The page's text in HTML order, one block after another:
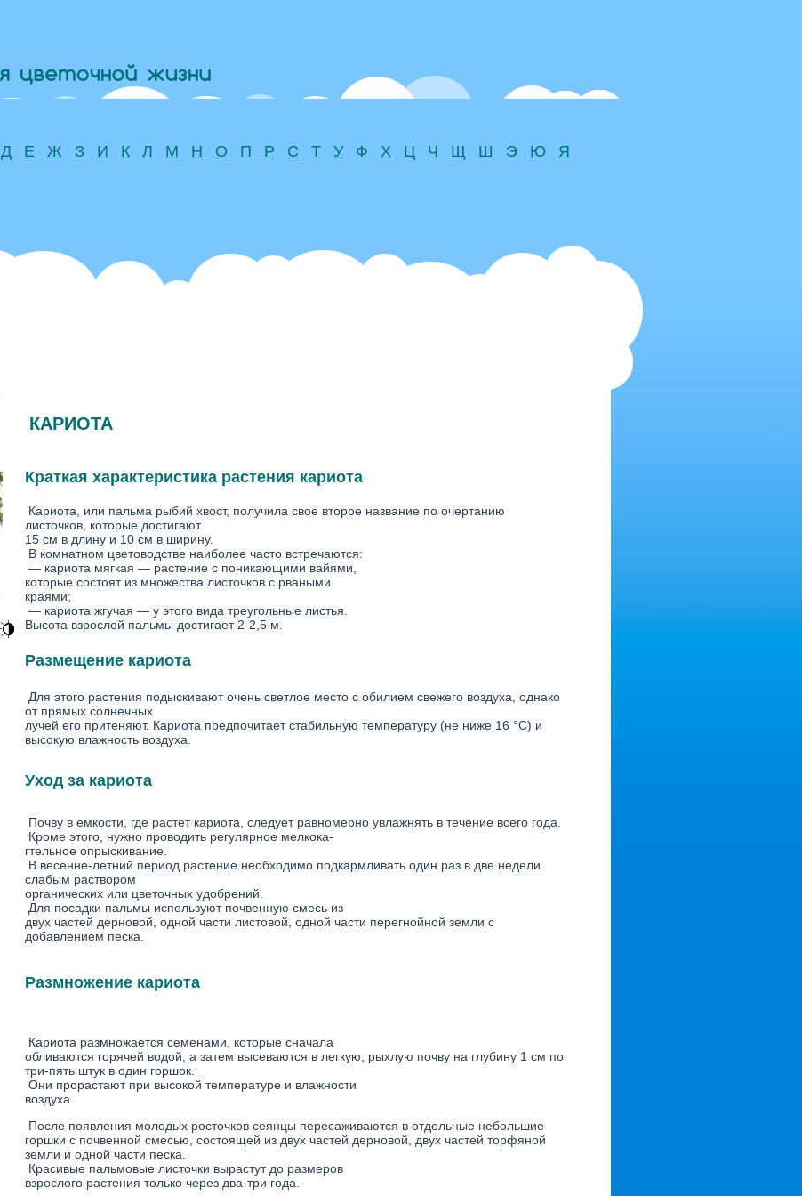
Д Е Ж З И К Л М Н О П Р С Т У Ф Х Ц Ч Щ Ш Э Ю Я
КАРИОТА
Краткая характеристика растения кариота
Кариота, или пальма рыбий хвост, получила свое второе название по очертанию
листочков, которые достигают
15 см в длину и 10 см в ширину.
В комнатном цветоводстве наиболее часто встречаются:
— кариота мягкая — растение с поникающими вайями,
которые состоят из множества листочков с рваными
краями;
— кариота жгучая — у этого вида треугольные листья.
Высота взрослой пальмы достигает 2-2,5 м.
Размещение кариота
Для этого растения подыскивают очень светлое место с обилием свежего воздуха, однако
от прямых солнечных
лучей его притеняют. Кариота предпочитает стабильную температуру (не ниже 16 °С) и
высокую влажность воздуха.
Уход за кариота
Почву в емкости, где растет кариота, следует равномерно увлажнять в течение всего года.
Кроме этого, нужно проводить регулярное мелкока-
гтельное опрыскивание.
В весенне-летний период растение необходимо подкармливать один раз в две недели
слабым раствором
органических или цветочных удобрений.
Для посадки пальмы используют почвенную смесь из
двух частей дерновой, одной части листовой, одной части перегнойной земли с
добавлением песка.
Размножение кариота
Кариота размножается семенами, которые сначала
обливаются горячей водой, а затем высеваются в легкую, рыхлую почву на глубину 1 см по
три-пять штук в один горшок.
Они прорастают при высокой температуре и влажности
воздуха.
После появления молодых росточков сеянцы пересаживаются в отдельные небольшие
горшки с почвенной смесью, состоящей из двух частей дерновой, двух частей торфяной
земли и одной части песка.
Красивые пальмовые листочки вырастут до размеров
взрослого растения только через два-три года.